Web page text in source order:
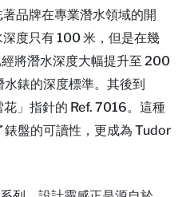
品牌在專業潛水領域的開
度只有 100 米，但是在幾
將潛水深度大幅提升至 200
錶的深度標準。其後到
」指針的 Ref. 7016。這種
盤的可讀性，更成為 Tudor